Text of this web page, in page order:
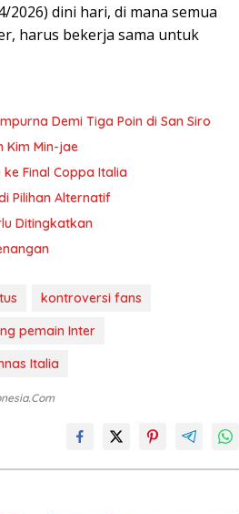
dini hari, di mana semua
harus bekerja sama untuk
Demi Tiga Poin di San Siro
Kim Min-jae
Final Coppa Italia
Pilihan Alternatif
Ditingkatkan
kontroversi fans
pemain Inter
Italia